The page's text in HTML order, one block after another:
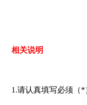
相关说明
1.请认真填写必须（*